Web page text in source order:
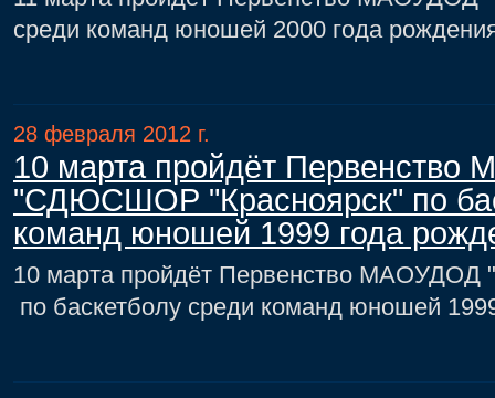
среди команд юношей 2000 года
28 февраля 2012 г.
10 марта пройдёт
"СДЮСШОР "Красноярск" по
команд юношей 1999 года
10 марта пройдёт Первенство
по баскетболу среди команд юношей